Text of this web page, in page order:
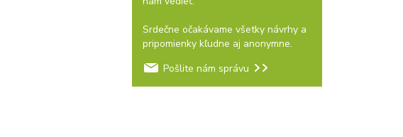
Srdečne očakávame všetky návrhy a
pripomienky kľudne aj anonymne.
Pošlite nám správu